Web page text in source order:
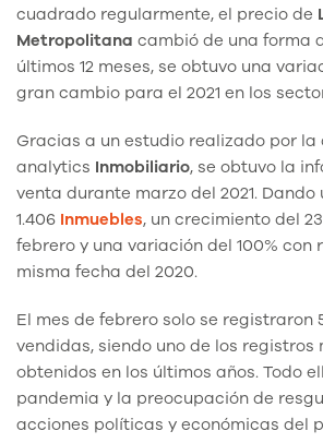
cuadrado regularmente, el precio de
Metropolitana cambió de una forma
últimos 12 meses, se obtuvo una
gran cambio para el 2021 en los
Gracias a un estudio realizado por la
analytics Inmobiliario, se obtuvo la
venta durante marzo del 2021.
1.406 Inmuebles, un crecimiento del
febrero y una variación del 100% con
misma fecha del 2020.
El mes de febrero solo se registraron
vendidas, siendo uno de los registros
obtenidos en los últimos años. Todo
pandemia y la preocupación de
acciones políticas y económicas del